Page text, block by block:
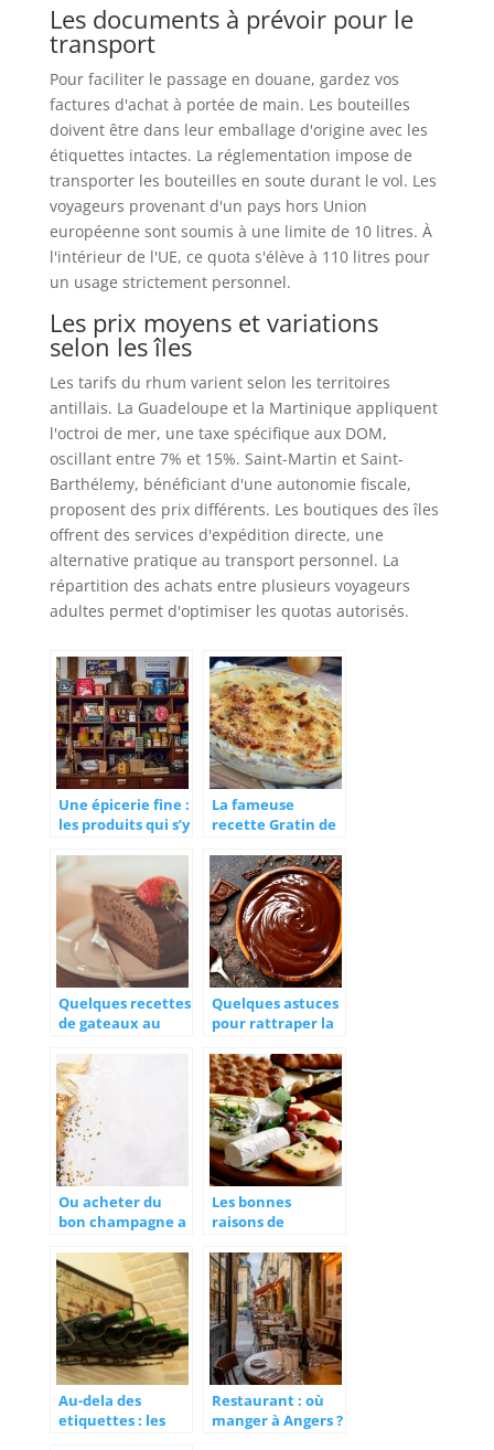
Les documents à prévoir pour le
transport
Pour faciliter le passage en douane, gardez vos
factures d'achat à portée de main. Les bouteilles
doivent être dans leur emballage d'origine avec les
étiquettes intactes. La réglementation impose de
transporter les bouteilles en soute durant le vol. Les
voyageurs provenant d'un pays hors Union
européenne sont soumis à une limite de 10 litres. À
l'intérieur de l'UE, ce quota s'élève à 110 litres pour
un usage strictement personnel.
Les prix moyens et variations
selon les îles
Les tarifs du rhum varient selon les territoires
antillais. La Guadeloupe et la Martinique appliquent
l'octroi de mer, une taxe spécifique aux DOM,
oscillant entre 7% et 15%. Saint-Martin et Saint-
Barthélemy, bénéficiant d'une autonomie fiscale,
proposent des prix différents. Les boutiques des îles
offrent des services d'expédition directe, une
alternative pratique au transport personnel. La
répartition des achats entre plusieurs voyageurs
adultes permet d'optimiser les quotas autorisés.
Une épicerie fine :
les produits qui s’y
La fameuse
recette Gratin de
Quelques recettes
de gateaux au
simple
Quelques astuces
pour rattraper la
chocolat trop
liquide
Ou acheter du
bon champagne a
Les bonnes
raisons de
fromages locaux
Au-dela des
etiquettes : les
Restaurant : où
manger à Angers ?